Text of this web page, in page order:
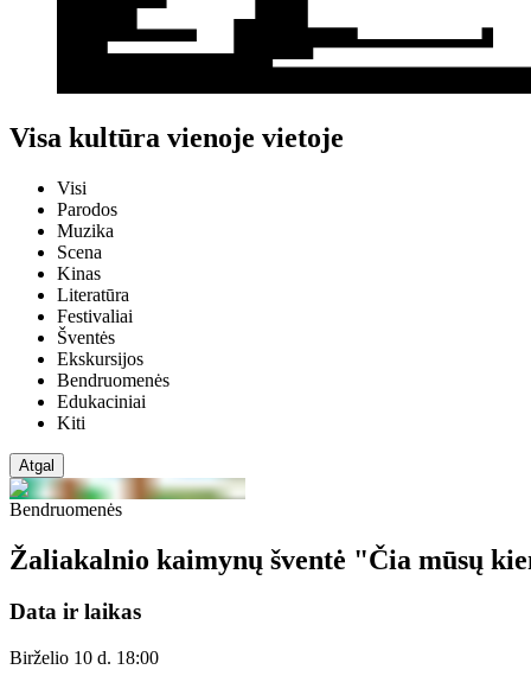
Visa kultūra vienoje vietoje
Visi
Parodos
Muzika
Scena
Kinas
Literatūra
Festivaliai
Šventės
Ekskursijos
Bendruomenės
Edukaciniai
Kiti
Atgal
Bendruomenės
Žaliakalnio kaimynų šventė "Čia mūsų
Data ir laikas
Birželio 10 d. 18:00